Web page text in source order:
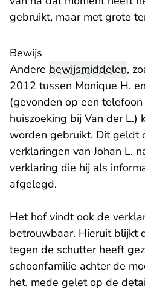
gebruikt, maar met grote
Bewijs
Andere bewijsmiddelen,
2012 tussen Monique H.
(gevonden op een
huiszoeking bij Van der
worden gebruikt. Dit geldt
verklaringen van Johan L.
verklaring die hij als
afgelegd.
Het hof vindt ook de
betrouwbaar. Hieruit blijkt
tegen de schutter heeft
schoonfamilie achter de
het, mede gelet op de